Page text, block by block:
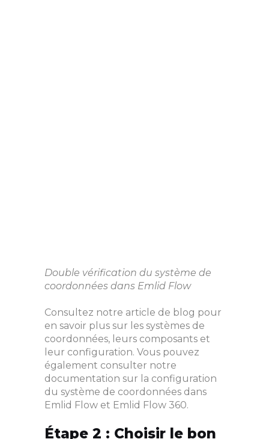
Double vérification du système de
coordonnées dans Emlid Flow
Consultez notre article de blog pour
en savoir plus sur les systèmes de
coordonnées, leurs composants et
leur configuration. Vous pouvez
également consulter notre
documentation sur la configuration
du système de coordonnées dans
Emlid Flow et Emlid Flow 360.
Étape 2 : Choisir le bon